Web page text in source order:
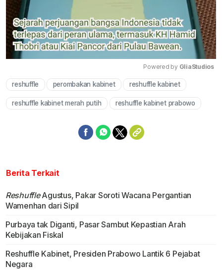
Mute
Powered by GliaStudios
reshuffle perombakan kabinet reshuffle kabinet
reshuffle kabinet merah putih reshuffle kabinet prabowo
Berita Terkait
ReshuffleAgustus, Pakar Soroti Wacana Pergantian
Wamenhan dari Sipil
Purbaya tak Diganti, Pasar Sambut Kepastian Arah
Kebijakan Fiskal
Reshuffle Kabinet, Presiden Prabowo Lantik 6 Pejabat
Negara